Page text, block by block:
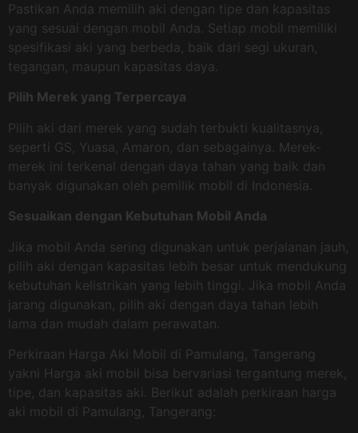
Pastikan Anda memilih aki dengan tipe dan kapasitas
yang sesuai dengan mobil Anda. Setiap mobil memiliki
spesifikasi aki yang berbeda, baik dari segi ukuran,
tegangan, maupun kapasitas daya.
Pilih Merek yang Terpercaya
Pilih aki dari merek yang sudah terbukti kualitasnya,
seperti GS, Yuasa, Amaron, dan sebagainya. Merek-
merek ini terkenal dengan daya tahan yang baik dan
banyak digunakan oleh pemilik mobil di Indonesia.
Sesuaikan dengan Kebutuhan Mobil Anda
Jika mobil Anda sering digunakan untuk perjalanan jauh,
pilih aki dengan kapasitas lebih besar untuk mendukung
kebutuhan kelistrikan yang lebih tinggi. Jika mobil Anda
jarang digunakan, pilih aki dengan daya tahan lebih
lama dan mudah dalam perawatan.
Perkiraan Harga Aki Mobil di Pamulang, Tangerang
yakni Harga aki mobil bisa bervariasi tergantung merek,
tipe, dan kapasitas aki. Berikut adalah perkiraan harga
aki mobil di Pamulang, Tangerang: